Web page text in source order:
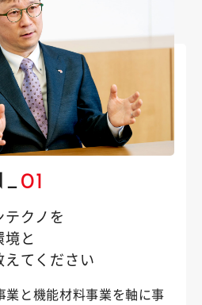
01
クノを
と
えてください
業と機能材料事業を軸に事